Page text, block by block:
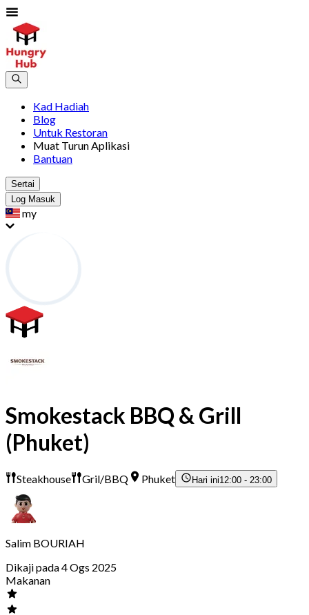
Kad Hadiah
Blog
Untuk Restoran
Muat Turun Aplikasi
Bantuan
Sertai
Log Masuk
my
Smokestack BBQ & Grill
(Phuket)
Steakhouse Gril/BBQ Phuket Hari ini12:00 - 23:00
Salim BOURIAH
Dikaji pada 4 Ogs 2025
Makanan